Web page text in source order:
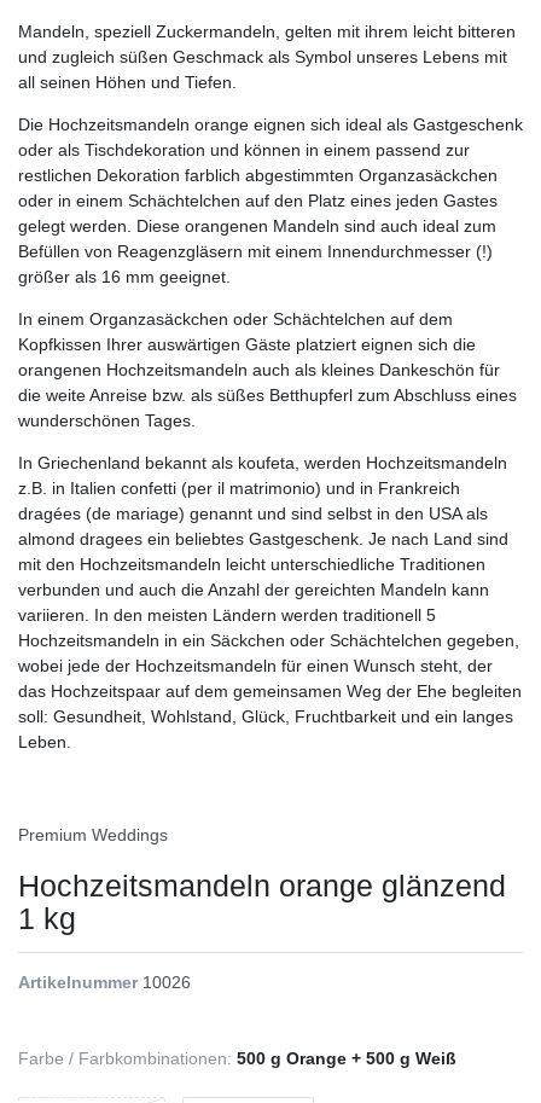
Mandeln, speziell Zuckermandeln, gelten mit ihrem leicht bitteren
und zugleich süßen Geschmack als Symbol unseres Lebens mit
all seinen Höhen und Tiefen.
Die Hochzeitsmandeln orange eignen sich ideal als Gastgeschenk
oder als Tischdekoration und können in einem passend zur
restlichen Dekoration farblich abgestimmten Organzasäckchen
oder in einem Schächtelchen auf den Platz eines jeden Gastes
gelegt werden. Diese orangenen Mandeln sind auch ideal zum
Befüllen von Reagenzgläsern mit einem Innendurchmesser (!)
größer als 16 mm geeignet.
In einem Organzasäckchen oder Schächtelchen auf dem
Kopfkissen Ihrer auswärtigen Gäste platziert eignen sich die
orangenen Hochzeitsmandeln auch als kleines Dankeschön für
die weite Anreise bzw. als süßes Betthupferl zum Abschluss eines
wunderschönen Tages.
In Griechenland bekannt als koufeta, werden Hochzeitsmandeln
z.B. in Italien confetti (per il matrimonio) und in Frankreich
dragées (de mariage) genannt und sind selbst in den USA als
almond dragees ein beliebtes Gastgeschenk. Je nach Land sind
mit den Hochzeitsmandeln leicht unterschiedliche Traditionen
verbunden und auch die Anzahl der gereichten Mandeln kann
variieren. In den meisten Ländern werden traditionell 5
Hochzeitsmandeln in ein Säckchen oder Schächtelchen gegeben,
wobei jede der Hochzeitsmandeln für einen Wunsch steht, der
das Hochzeitspaar auf dem gemeinsamen Weg der Ehe begleiten
soll: Gesundheit, Wohlstand, Glück, Fruchtbarkeit und ein langes
Leben.
Premium Weddings
Hochzeitsmandeln orange glänzend
1 kg
Artikelnummer 10026
Farbe / Farbkombinationen: 500 g Orange + 500 g Weiß